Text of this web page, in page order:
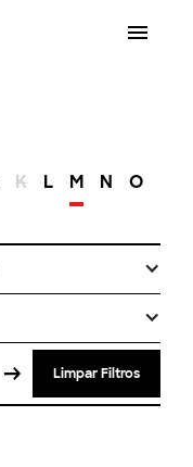
K L M N O
Limpar Filtros